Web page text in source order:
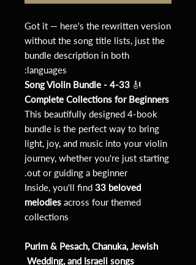
Got it — here's the rewritten version
without the song title lists, just the
bundle description in both
languages:
🎻
33-Song Violin Bundle - 4
Complete Collections for Beginners
This beautifully designed 4-book
bundle is the perfect way to bring
light, joy, and music into your violin
journey, whether you're just starting
out or guiding a beginner.
Inside, you'll find 33 beloved
melodies across four themed
collections
Purim & Pesach, Chanuka, Jewish
Wedding, and Israeli songs